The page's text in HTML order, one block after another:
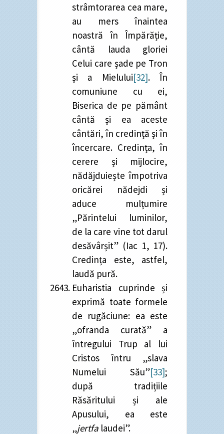
strâmtorarea cea mare,
au mers înaintea
noastră în Împărăție,
cântă lauda gloriei
Celui care șade pe Tron
și a Mielului[32]. În
comuniune cu ei,
Biserica de pe pământ
cântă și ea aceste
cântări, în credință și în
încercare. Credința, în
cerere și mijlocire,
nădăjduiește împotriva
oricărei nădejdi și
aduce mulțumire
„Părintelui luminilor,
de la care vine tot darul
desăvârșit” (Iac 1, 17).
Credința este, astfel,
laudă pură.
Euharistia cuprinde și
exprimă toate formele
de rugăciune: ea este
„ofranda curată” a
întregului Trup al lui
Cristos întru „slava
Numelui Său”[33];
după tradițiile
Răsăritului și ale
Apusului, ea este
„jertfa laudei”.